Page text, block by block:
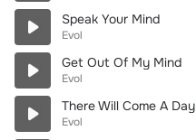
Speak Your Mind
Evol
Get Out Of My Mind
Evol
There Will Come A Day
Evol